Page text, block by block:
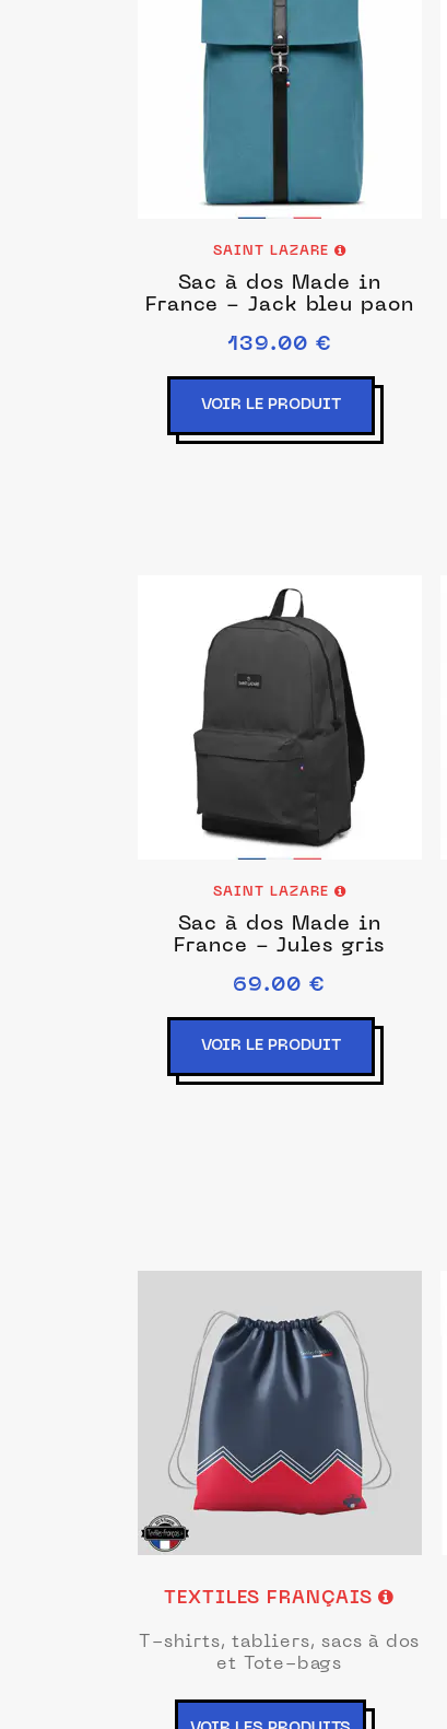
SAINT LAZARE
Sac à dos Made in
France - Jack bleu paon
139.00 €
VOIR LE PRODUIT
SAINT LAZARE
Sac à dos Made in
France - Jules gris
69.00 €
VOIR LE PRODUIT
TEXTILES FRANÇAIS
T-shirts, tabliers, sacs à dos
et Tote-bags